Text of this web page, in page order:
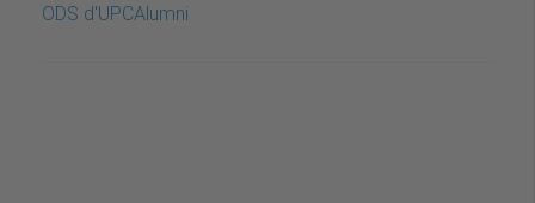
ODS d'UPCAlumni